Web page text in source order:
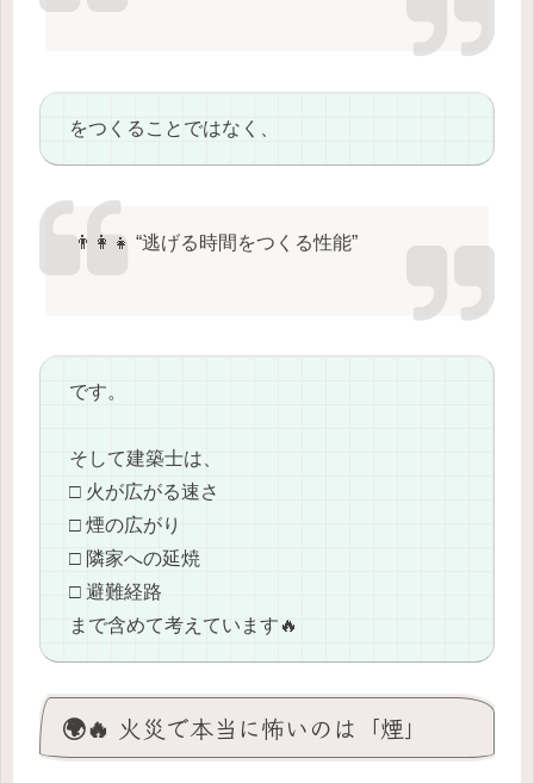
をつくることではなく、
👨‍👩‍👧 “逃げる時間をつくる性能”
です。
そして建築士は、
□ 火が広がる速さ
□ 煙の広がり
□ 隣家への延焼
□ 避難経路
まで含めて考えています🔥
🌍🔥 火災で本当に怖いのは「煙」